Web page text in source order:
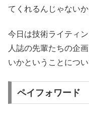
てくれるんじゃない
今日は技術ライティ
人誌の先輩たちの企
いかということにつ
ペイフォワード